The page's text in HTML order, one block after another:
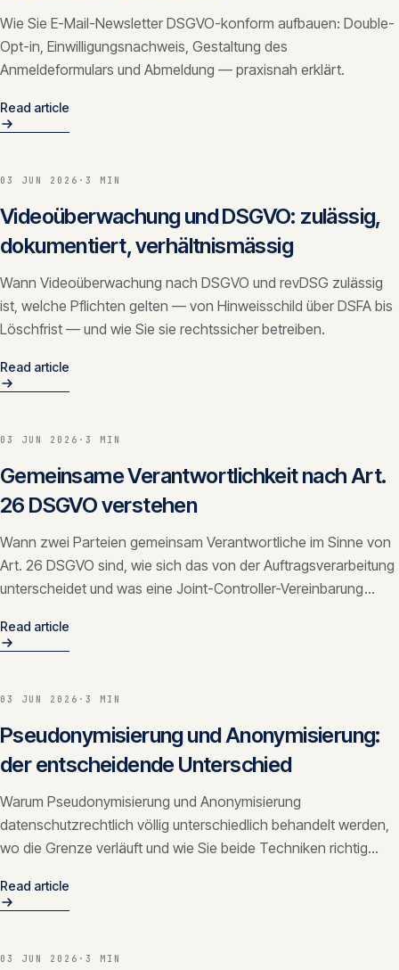
Get in touch
CONTACT
Gotthardstrasse 30, 6300 Zug
Wie Sie E-Mail-Newsletter DSGVO-konform aufbauen: Double-
Opt-in, Einwilligungsnachweis, Gestaltung des
Anmeldeformulars und Abmeldung — praxisnah erklärt.
Read article
03 JUN 2026 · 3 MIN
Videoüberwachung und DSGVO: zulässig,
dokumentiert, verhältnismässig
Wann Videoüberwachung nach DSGVO und revDSG zulässig
ist, welche Pflichten gelten — von Hinweisschild über DSFA bis
Löschfrist — und wie Sie sie rechtssicher betreiben.
Read article
03 JUN 2026 · 3 MIN
Gemeinsame Verantwortlichkeit nach Art.
26 DSGVO verstehen
Wann zwei Parteien gemeinsam Verantwortliche im Sinne von
Art. 26 DSGVO sind, wie sich das von der Auftragsverarbeitung
unterscheidet und was eine Joint-Controller-Vereinbarung
Read article
03 JUN 2026 · 3 MIN
Pseudonymisierung und Anonymisierung:
der entscheidende Unterschied
Warum Pseudonymisierung und Anonymisierung
datenschutzrechtlich völlig unterschiedlich behandelt werden,
wo die Grenze verläuft und wie Sie beide Techniken richtig
Read article
03 JUN 2026 · 3 MIN